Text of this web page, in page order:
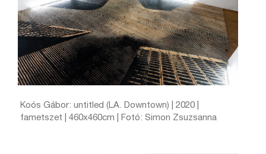
Koós Gábor: untitled (LA. Downtown) | 2020 |
fametszet | 460x460cm | Fotó: Simon Zsuzsanna